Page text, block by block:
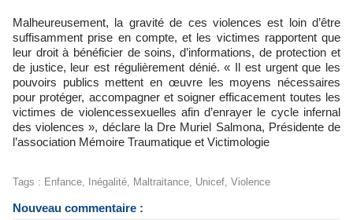
Malheureusement, la gravité de ces violences est loin d’être
suffisamment prise en compte, et les victimes rapportent que
leur droit à bénéficier de soins, d’informations, de protection et
de justice, leur est régulièrement dénié. « Il est urgent que les
pouvoirs publics mettent en œuvre les moyens nécessaires
pour protéger, accompagner et soigner efficacement toutes les
victimes de violencessexuelles afin d’enrayer le cycle infernal
des violences », déclare la Dre Muriel Salmona, Présidente de
l’association Mémoire Traumatique et Victimologie
Tags : Enfance Inégalité Maltraitance Unicef Violence
Nouveau commentaire :